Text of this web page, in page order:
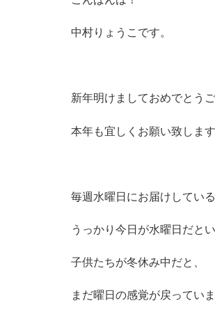
中村りょうこです。
新年明けましておめでとうご
本年も宜しくお願い致します
毎週水曜日にお届けしている
うっかり今日が水曜日だと
子供たちが冬休み中だと、
まだ曜日の感覚が戻ってい